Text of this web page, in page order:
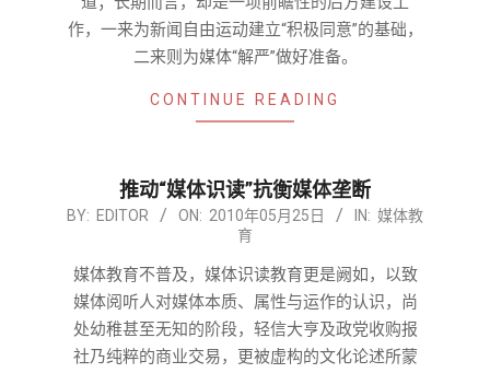
作，一来为新闻自由运动建立“积极同意”的基础，
二来则为媒体“解严”做好准备。
CONTINUE READING
推动“媒体识读”抗衡媒体垄断
2010-
25
BY: EDITOR ON: 2010年05月25日 IN: 媒体教
育
媒体教育不普及，媒体识读教育更是阙如，以致
媒体阅听人对媒体本质、属性与运作的认识，尚
处幼稚甚至无知的阶段，轻信大亨及政党收购报
社乃纯粹的商业交易，更被虚构的文化论述所蒙